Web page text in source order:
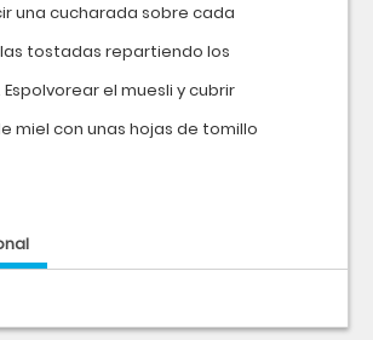
una cucharada sobre cada
tostadas repartiendo los
el muesli y cubrir
miel con unas hojas de tomillo